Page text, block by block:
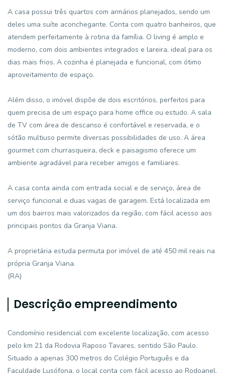
A casa possui três quartos com armários planejados, sendo um
deles uma suíte aconchegante. Conta com quatro banheiros, que
atendem perfeitamente à rotina da família. O living é amplo e
moderno, com dois ambientes integrados e lareira, ideal para os
dias mais frios. A cozinha é planejada e funcional, com ótimo
aproveitamento de espaço.
Além disso, o imóvel dispõe de dois escritórios, perfeitos para
quem precisa de um espaço para home office ou estudo. A sala
de TV com área de descanso é confortável e reservada, e o
sótão multiuso permite diversas possibilidades de uso. A área
gourmet com churrasqueira, deck e paisagismo oferece um
ambiente agradável para receber amigos e familiares.
A casa conta ainda com entrada social e de serviço, área de
serviço funcional e duas vagas de garagem. Está localizada em
um dos bairros mais valorizados da região, com fácil acesso aos
principais pontos da Granja Viana.
A proprietária estuda permuta por imóvel de até 450 mil reais na
própria Granja Viana.
(RA)
Descrição empreendimento
Condomínio residencial com excelente localização, com acesso
pelo km 21 da Rodovia Raposo Tavares, sentido São Paulo.
Situado a apenas 300 metros do Colégio Português e da
Faculdade Lusófona, o local conta com fácil acesso ao Rodoanel,